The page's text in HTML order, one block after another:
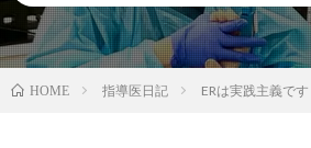
HOME 指導医日記 ERは実践主義です